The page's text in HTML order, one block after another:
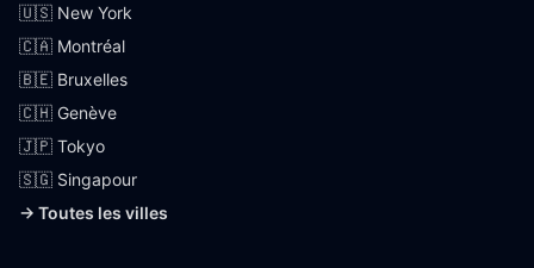
🇺🇸 New York
🇨🇦 Montréal
🇧🇪 Bruxelles
🇨🇭 Genève
🇯🇵 Tokyo
🇸🇬 Singapour
→ Toutes les villes